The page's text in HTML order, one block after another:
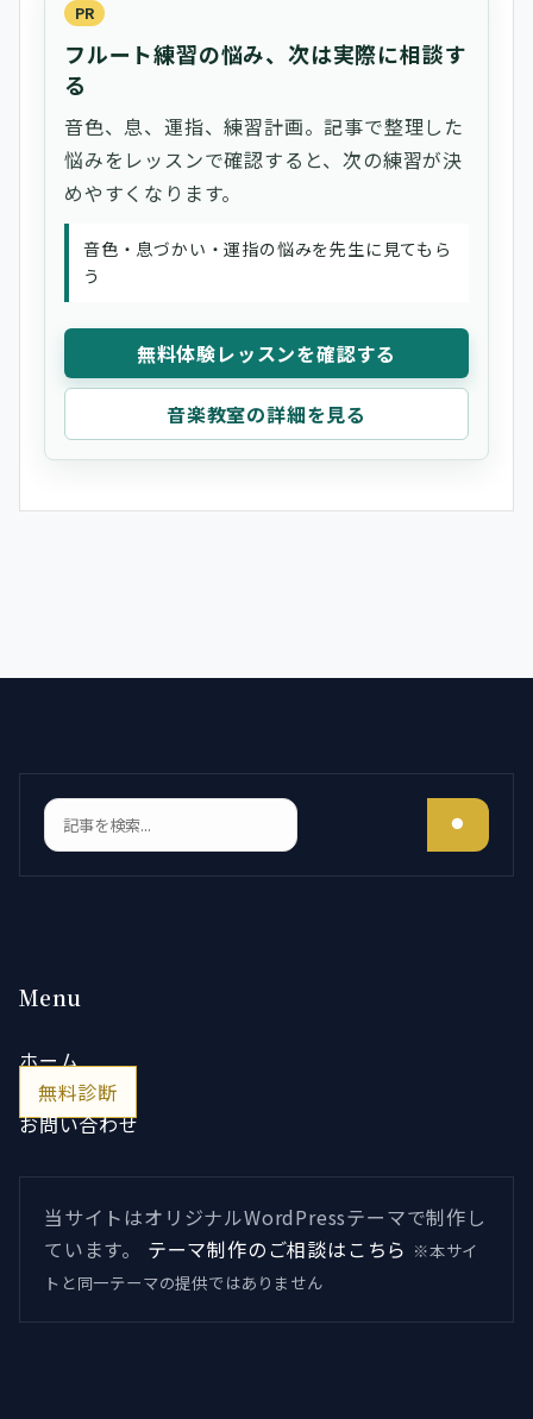
PR
フルート練習の悩み、次は実際に相談す
る
音色、息、運指、練習計画。記事で整理した
悩みをレッスンで確認すると、次の練習が決
めやすくなります。
音色・息づかい・運指の悩みを先生に見てもら
う
無料体験レッスンを確認する
音楽教室の詳細を見る
検索
Menu
ホーム
無料診断
お問い合わせ
当サイトはオリジナルWordPressテーマで制作し
ています。
テーマ制作のご相談はこちら ※本サイ
トと同一テーマの提供ではありません